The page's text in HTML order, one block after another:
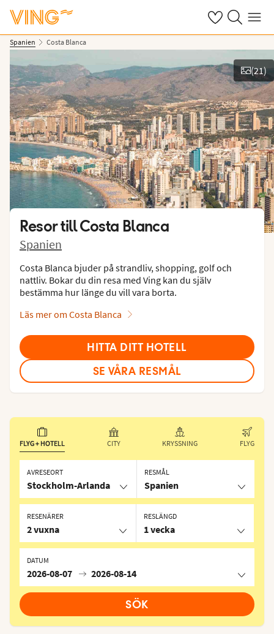
Se dinaSök på ving.se
Meny
Spanien Costa Blanca
Se bilder
(21)
Resor tillCosta Blanca
Spanien
Costa Blanca bjuder på strandliv, shopping, golf och
nattliv. Bokar du din resa med Ving kan du själv
bestämma hur länge du vill vara borta.
Läs mer om Costa Blanca
HITTA DITT HOTELL
SE VÅRA RESMÅL
FLYG + HOTELL CITY KRYSSNING FLYG
AVRESEORT
Stockholm-Arlanda
RESMÅL
Spanien
RESLÄNGD
1 vecka
DATUM
2026-08-07 2026-08-14
RESENÄRER
2 vuxna
SÖK